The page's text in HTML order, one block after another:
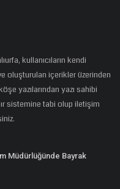
kullanıcıların kendi
oluşturulan içerikler üzerinden
yazılarından yazı sahibi
sistemine tabi olup iletişim
Müdürlüğünde Bayrak